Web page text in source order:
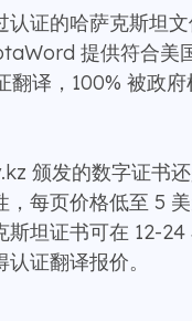
认证的哈萨克斯坦
提供符合美
翻译，100% 被政
颁发的数字证书
每页价格低至 5 美
斯坦证书可在 12-
证翻译报价。